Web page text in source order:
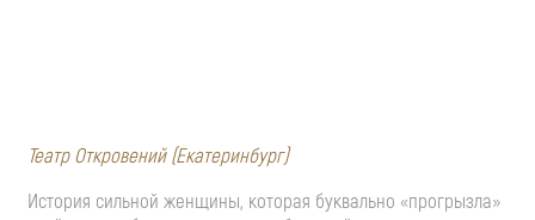
Театр Откровений (Екатеринбург)
История сильной женщины, которая буквально «прогрызла»